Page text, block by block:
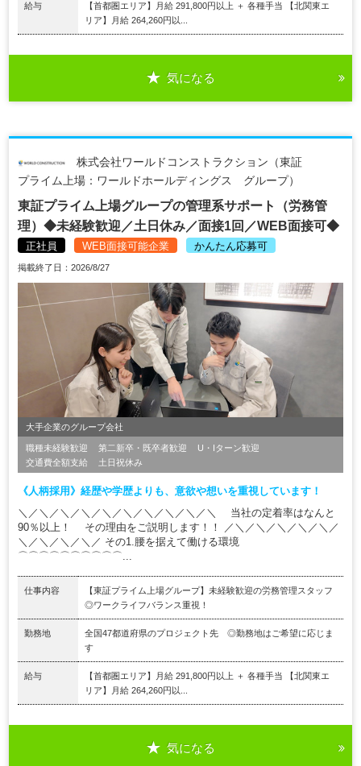
給与
【首都圏エリア】月給 291,800円以上 ＋ 各種手当 【北関東エ
リア】月給 264,260円以...
気になる
株式会社ワールドコンストラクション（東証
プライム上場：ワールドホールディングス グループ）
東証プライム上場グループの管理系サポート（労務管
理）◆未経験歓迎／土日休み／面接1回／WEB面接可◆
正社員 WEB面接可能企業 かんたん応募可
掲載終了日：2026/8/27
大手企業のグループ会社
職種未経験歓迎 第二新卒・既卒者歓迎
U・Iターン歓迎
交通費全額支給
土日祝休み
《人柄採用》経歴や学歴よりも、意欲や想いを重視しています！
＼／＼／＼／＼／＼／＼／＼／＼／＼／＼ 当社の定着率はなんと
90％以上！ その理由をご説明します！！ ／＼／＼／＼／＼／＼／
＼／＼／＼／＼／ その1.腰を据えて働ける環境
⌒⌒⌒⌒⌒⌒⌒⌒⌒⌒...
仕事内容
【東証プライム上場グループ】未経験歓迎の労務管理スタッフ
◎ワークライフバランス重視！
勤務地
全国47都道府県のプロジェクト先 ◎勤務地はご希望に応じま
す
給与
【首都圏エリア】月給 291,800円以上 ＋ 各種手当 【北関東エ
リア】月給 264,260円以...
気になる